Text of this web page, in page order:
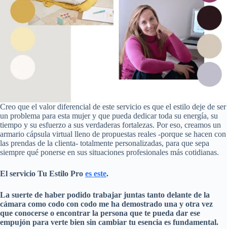
Creo que el valor diferencial de este servicio es que el estilo deje de ser
un problema para esta mujer y que pueda dedicar toda su energía, su
tiempo y su esfuerzo a sus verdaderas fortalezas. Por eso, creamos un
armario cápsula virtual lleno de propuestas reales -porque se hacen con
las prendas de la clienta- totalmente personalizadas, para que sepa
siempre qué ponerse en sus situaciones profesionales más cotidianas.
El servicio Tu Estilo Pro es este.
La suerte de haber podido trabajar juntas tanto delante de la
cámara como codo con codo me ha demostrado una y otra vez
que conocerse o encontrar la persona que te pueda dar ese
empujón para verte bien sin cambiar tu esencia es fundamental.